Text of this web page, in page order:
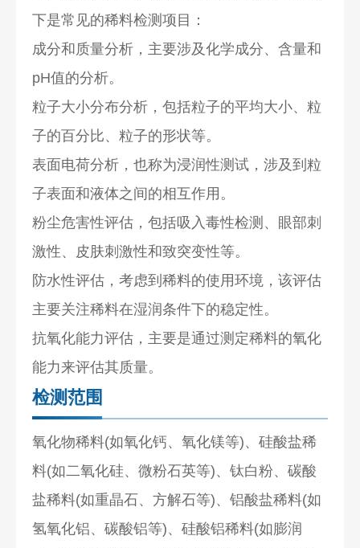
下是常见的稀料检测项目：
成分和质量分析，主要涉及化学成分、含量和
pH值的分析。
粒子大小分布分析，包括粒子的平均大小、粒
子的百分比、粒子的形状等。
表面电荷分析，也称为浸润性测试，涉及到粒
子表面和液体之间的相互作用。
粉尘危害性评估，包括吸入毒性检测、眼部刺
激性、皮肤刺激性和致突变性等。
防水性评估，考虑到稀料的使用环境，该评估
主要关注稀料在湿润条件下的稳定性。
抗氧化能力评估，主要是通过测定稀料的氧化
能力来评估其质量。
检测范围
氧化物稀料(如氧化钙、氧化镁等)、硅酸盐稀
料(如二氧化硅、微粉石英等)、钛白粉、碳酸
盐稀料(如重晶石、方解石等)、铝酸盐稀料(如
氢氧化铝、碳酸铝等)、硅酸铝稀料(如膨润